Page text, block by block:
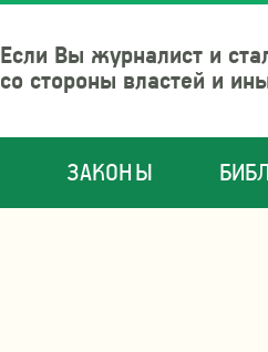
Если Вы журналист и
со стороны властей и
ЗАКОНЫ